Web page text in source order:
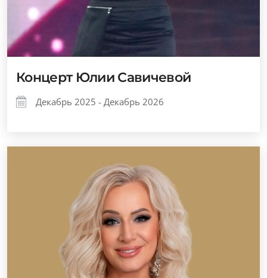
Концерт Юлии Савичевой
Декабрь 2025 - Декабрь 2026